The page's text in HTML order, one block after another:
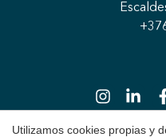
Utilizamos cookies propias y